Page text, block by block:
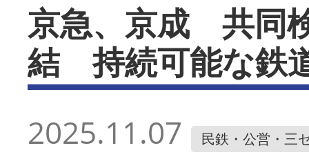
京急、京成 共同
結 持続可能な鉄
2025.11.07 民鉄・公営・三